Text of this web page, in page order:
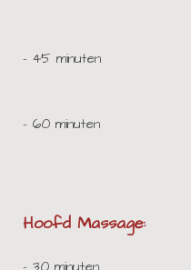
- 45 minuten
- 60 minuten
Hoofd Massage: